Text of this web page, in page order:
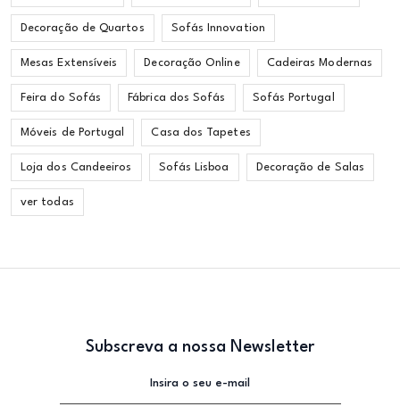
Decoração de Quartos Sofás Innovation
Mesas Extensíveis Decoração Online Cadeiras Modernas
Feira do Sofás Fábrica dos Sofás Sofás Portugal
Móveis de Portugal Casa dos Tapetes
Loja dos Candeeiros Sofás Lisboa Decoração de Salas
ver todas
Subscreva a nossa Newsletter